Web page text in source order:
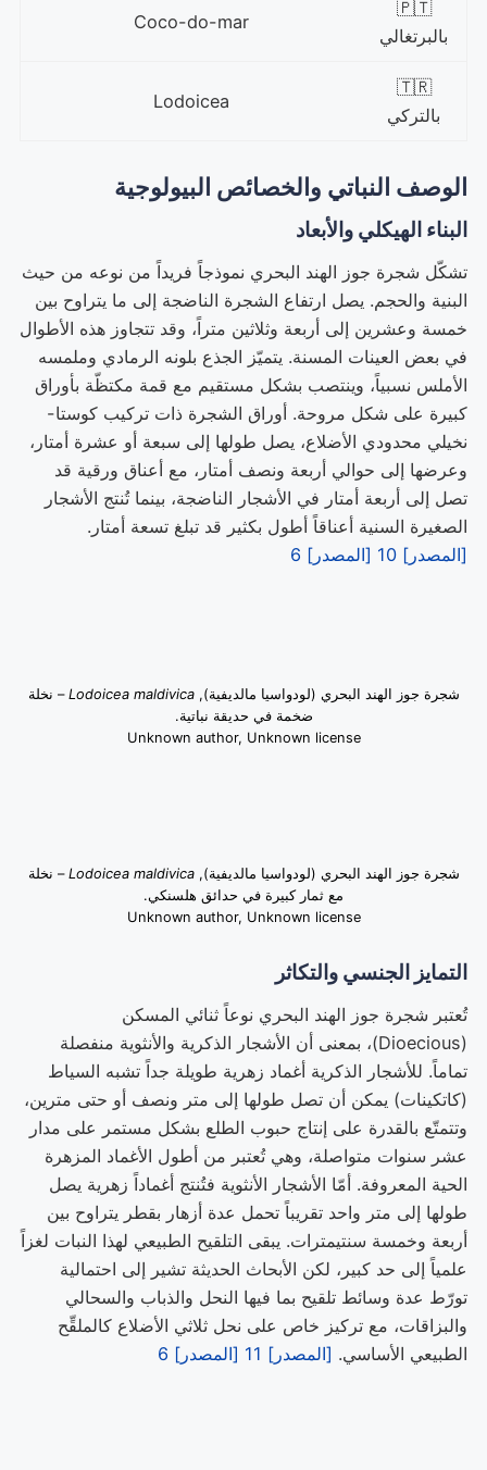
🇵🇹
بالبرتغالي
Coco-do-mar
🇹🇷
بالتركي
Lodoicea
الوصف النباتي والخصائص البيولوجية
البناء الهيكلي والأبعاد
تشكّل شجرة جوز الهند البحري نموذجاً فريداً من نوعه من حيث
البنية والحجم. يصل ارتفاع الشجرة الناضجة إلى ما يتراوح بين
خمسة وعشرين إلى أربعة وثلاثين متراً، وقد تتجاوز هذه الأطوال
في بعض العينات المسنة. يتميّز الجذع بلونه الرمادي وملمسه
الأملس نسبياً، وينتصب بشكل مستقيم مع قمة مكتظّة بأوراق
كبيرة على شكل مروحة. أوراق الشجرة ذات تركيب كوستا-
نخيلي محدودي الأضلاع، يصل طولها إلى سبعة أو عشرة أمتار،
وعرضها إلى حوالي أربعة ونصف أمتار، مع أعناق ورقية قد
تصل إلى أربعة أمتار في الأشجار الناضجة، بينما تُنتج الأشجار
الصغيرة السنية أعناقاً أطول بكثير قد تبلغ تسعة أمتار.
[المصدر] 10
[المصدر] 6
شجرة جوز الهند البحري (لودواسيا مالديفية),Lodoicea maldivica – نخلة
ضخمة في حديقة نباتية.
Unknown author, Unknown license
شجرة جوز الهند البحري (لودواسيا مالديفية),Lodoicea maldivica – نخلة
مع ثمار كبيرة في حدائق هلسنكي.
Unknown author, Unknown license
التمايز الجنسي والتكاثر
تُعتبر شجرة جوز الهند البحري نوعاً ثنائي المسكن
(Dioecious)، بمعنى أن الأشجار الذكرية والأنثوية منفصلة
تماماً. للأشجار الذكرية أغماد زهرية طويلة جداً تشبه السياط
(كاتكينات) يمكن أن تصل طولها إلى متر ونصف أو حتى مترين،
وتتمتّع بالقدرة على إنتاج حبوب الطلع بشكل مستمر على مدار
عشر سنوات متواصلة، وهي تُعتبر من أطول الأغماد المزهرة
الحية المعروفة. أمّا الأشجار الأنثوية فتُنتج أغماداً زهرية يصل
طولها إلى متر واحد تقريباً تحمل عدة أزهار بقطر يتراوح بين
أربعة وخمسة سنتيمترات. يبقى التلقيح الطبيعي لهذا النبات لغزاً
علمياً إلى حد كبير، لكن الأبحاث الحديثة تشير إلى احتمالية
تورّط عدة وسائط تلقيح بما فيها النحل والذباب والسحالي
والبزاقات، مع تركيز خاص على نحل ثلاثي الأضلاع كالملقِّح
الطبيعي الأساسي. [المصدر] 11 [المصدر] 6